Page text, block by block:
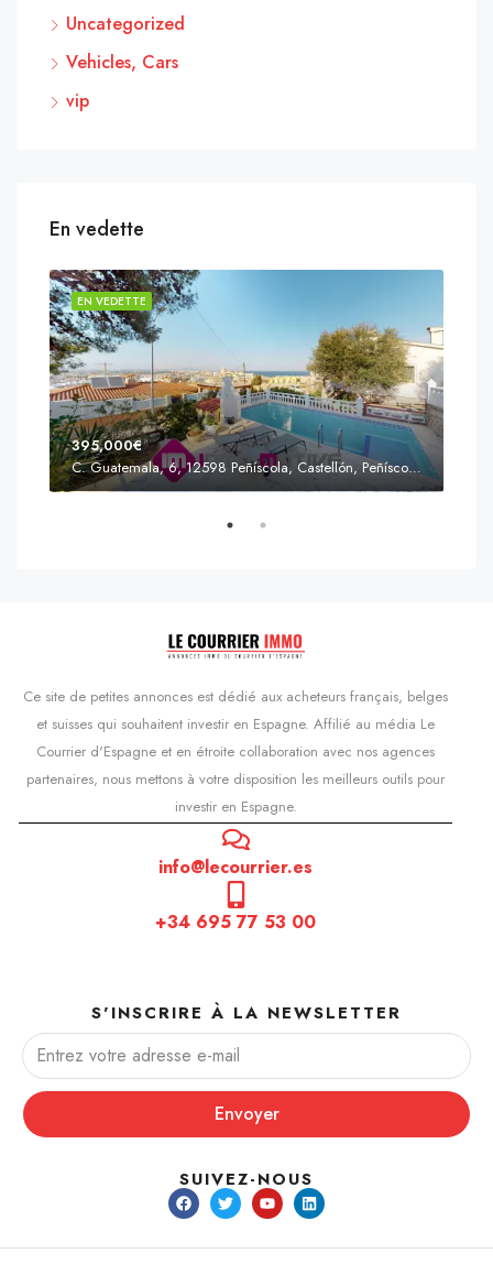
Uncategorized
Vehicles, Cars
vip
En vedette
EN VEDETTE
395,000€
C. Guatemala, 6, 12598 Peñíscola, Castellón, Peñíscola, Communauté valencienne
Ce site de petites annonces est dédié aux acheteurs français, belges
et suisses qui souhaitent investir en Espagne. Affilié au média Le
Courrier d'Espagne et en étroite collaboration avec nos agences
partenaires, nous mettons à votre disposition les meilleurs outils pour
investir en Espagne.
info@lecourrier.es
+34 695 77 53 00
S'INSCRIRE À LA NEWSLETTER
Envoyer
SUIVEZ-NOUS